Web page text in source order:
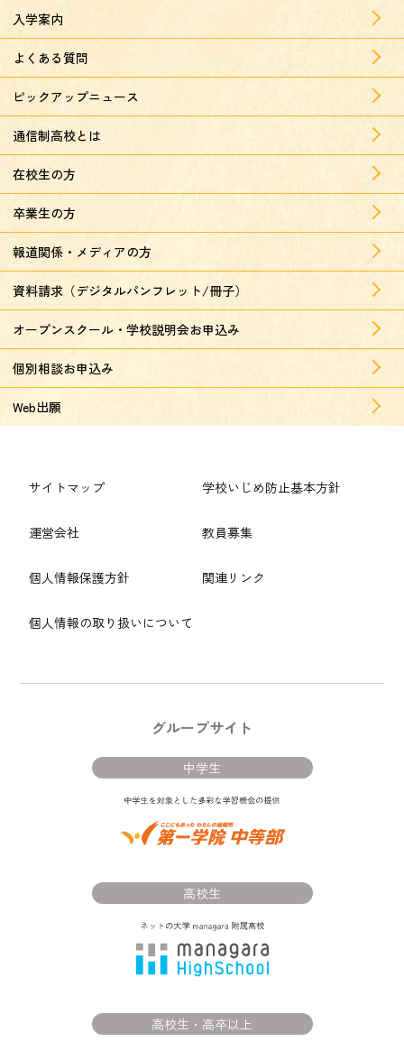
入学案内
よくある質問
ピックアップニュース
通信制高校とは
在校生の方
卒業生の方
報道関係・メディアの方
資料請求（デジタルパンフレット/冊子）
オープンスクール・学校説明会お申込み
個別相談お申込み
Web出願
サイトマップ
運営会社
個人情報保護方針
個人情報の取り扱いについて
学校いじめ防止基本方針
教員募集
関連リンク
グループサイト
中学生
高校生
高校生・高卒以上